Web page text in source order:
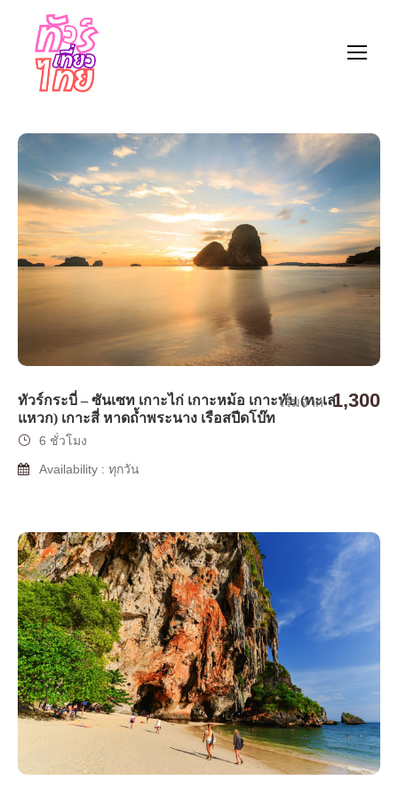
ทัวร์กระบี่ – ซันเซท เกาะไก่ เกาะหม้อ เกาะทับ (ทะเล
แหวก) เกาะสี่ หาดถ้ำพระนาง เรือสปีดโบ๊ท
เริ่มจาก 1,300
6 ชั่วโมง
Availability : ทุกวัน